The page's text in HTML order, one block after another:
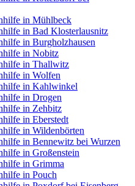
in Mühlbeck
in Bad Klosterlausnitz
in Burgholzhausen
in Nobitz
in Thallwitz
in Wolfen
in Kahlwinkel
in Drogen
in Zehbitz
in Eberstedt
in Wildenbörten
in Bennewitz bei Wurzen
in Großenstein
in Grimma
in Pouch